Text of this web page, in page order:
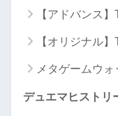
【アドバンス
【オリジナル
メタゲームウ
デュエマヒストリ